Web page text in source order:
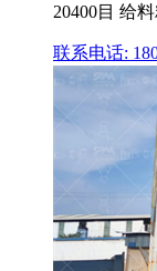
20400目 给
联系电话: